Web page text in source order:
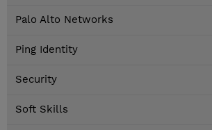
Palo Alto Networks
Ping Identity
Security
Soft Skills